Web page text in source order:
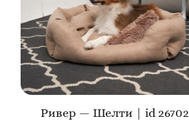
Ривер — Шелти | id 26702